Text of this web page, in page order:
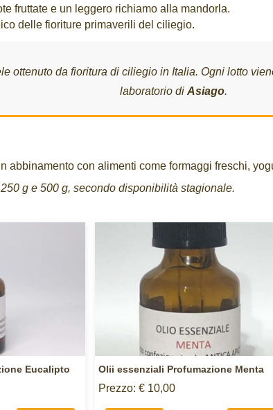
fruttate e un leggero richiamo alla mandorla.
delle fioriture primaverili del ciliegio.
ottenuto da fioritura di ciliegio in Italia. Ogni lotto
laboratorio diAsiago.
abbinamento con alimenti come formaggi freschi,
g e 500 g, secondo disponibilità stagionale.
Eucalipto Olii essenziali Profumazione Menta
Prezzo: € 10,00